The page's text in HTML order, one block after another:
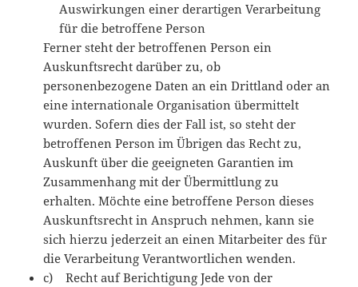
Auswirkungen einer derartigen Verarbeitung
für die betroffene Person
Ferner steht der betroffenen Person ein
Auskunftsrecht darüber zu, ob
personenbezogene Daten an ein Drittland oder an
eine internationale Organisation übermittelt
wurden. Sofern dies der Fall ist, so steht der
betroffenen Person im Übrigen das Recht zu,
Auskunft über die geeigneten Garantien im
Zusammenhang mit der Übermittlung zu
erhalten. Möchte eine betroffene Person dieses
Auskunftsrecht in Anspruch nehmen, kann sie
sich hierzu jederzeit an einen Mitarbeiter des für
die Verarbeitung Verantwortlichen wenden.
c) Recht auf Berichtigung Jede von der